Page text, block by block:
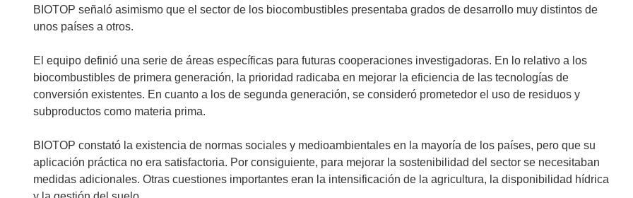
BIOTOP señaló asimismo que el sector de los biocombustibles presentaba grados de desarrollo muy distintos de
unos países a otros.
El equipo definió una serie de áreas específicas para futuras cooperaciones investigadoras. En lo relativo a los
biocombustibles de primera generación, la prioridad radicaba en mejorar la eficiencia de las tecnologías de
conversión existentes. En cuanto a los de segunda generación, se consideró prometedor el uso de residuos y
subproductos como materia prima.
BIOTOP constató la existencia de normas sociales y medioambientales en la mayoría de los países, pero que su
aplicación práctica no era satisfactoria. Por consiguiente, para mejorar la sostenibilidad del sector se necesitaban
medidas adicionales. Otras cuestiones importantes eran la intensificación de la agricultura, la disponibilidad hídrica